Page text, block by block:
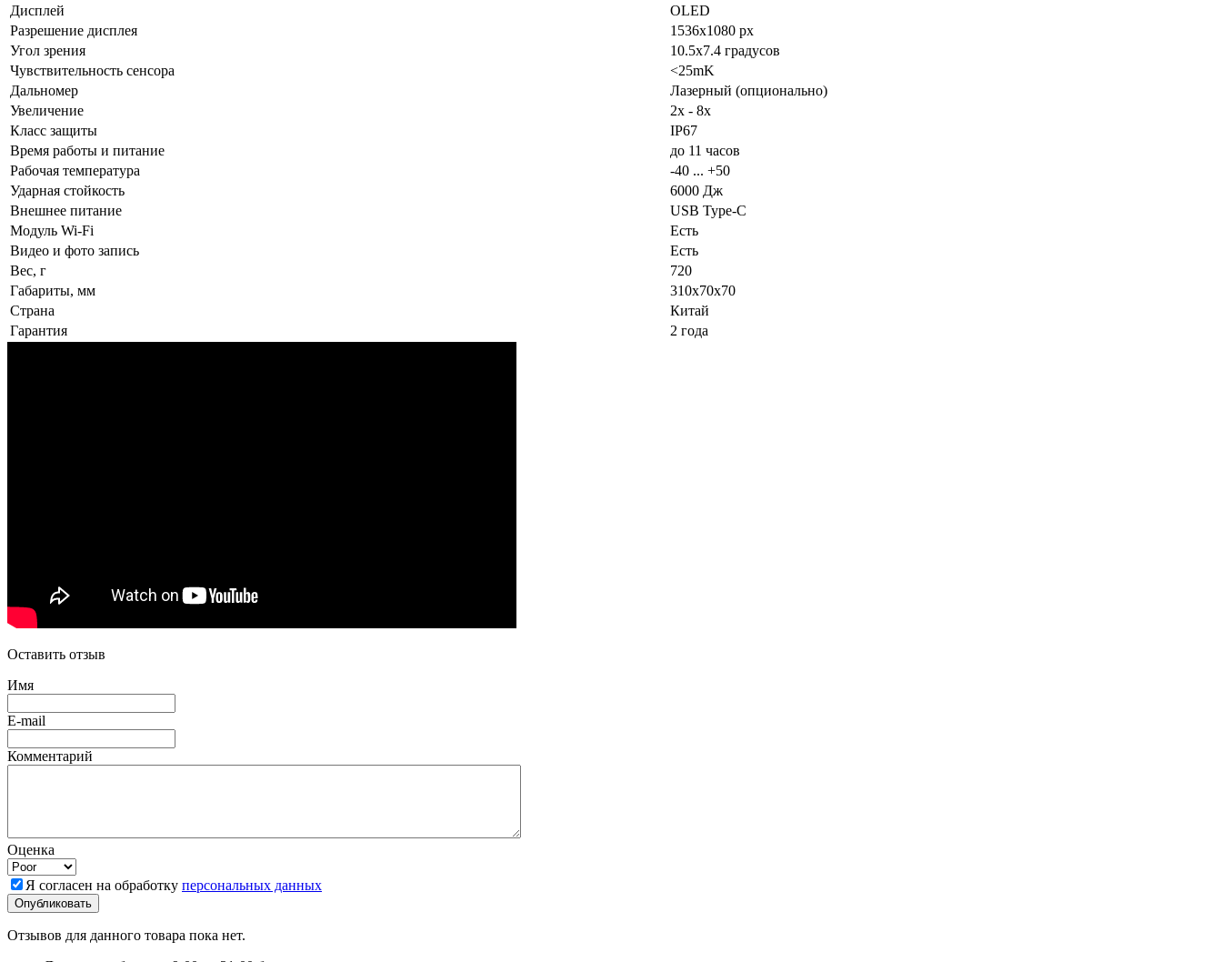
Дисплей
OLED
Разрешение дисплея
1536x1080 px
Угол зрения
10.5x7.4 градусов
Чувствительность сенсора
<25mK
Дальномер
Лазерный (опционально)
Увеличение
2x - 8x
Класс защиты
IP67
Время работы и питание
до 11 часов
Рабочая температура
-40 ... +50
Ударная стойкость
6000 Дж
Внешнее питание
USB Type-C
Модуль Wi-Fi
Есть
Видео и фото запись
Есть
Вес, г
720
Габариты, мм
310x70x70
Страна
Китай
Гарантия
2 года
Оставить отзыв
Имя
E-mail
Комментарий
Оценка
Я согласен на обработку персональных данных
Отзывов для данного товара пока нет.